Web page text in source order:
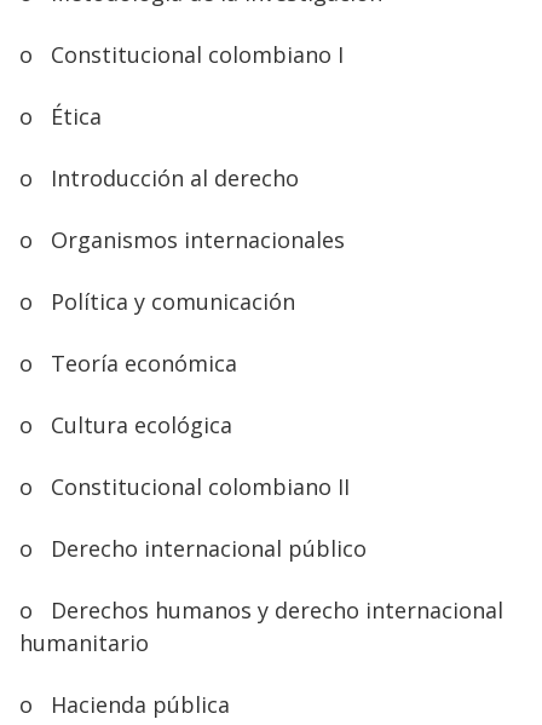
o Constitucional colombiano I
o Ética
o Introducción al derecho
o Organismos internacionales
o Política y comunicación
o Teoría económica
o Cultura ecológica
o Constitucional colombiano II
o Derecho internacional público
o
Derechos humanos y derecho internacional
humanitario
o Hacienda pública